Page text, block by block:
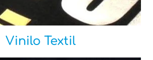
Vinilo Textil